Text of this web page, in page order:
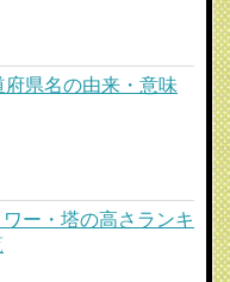
府県名の由来・意味
ワー・塔の高さランキ